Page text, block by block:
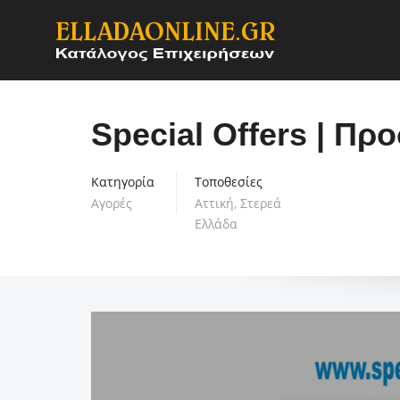
Special Offers |
Κατηγορία
Αγορές
Τοποθεσίες
Αττική, Στερεά
Ελλάδα